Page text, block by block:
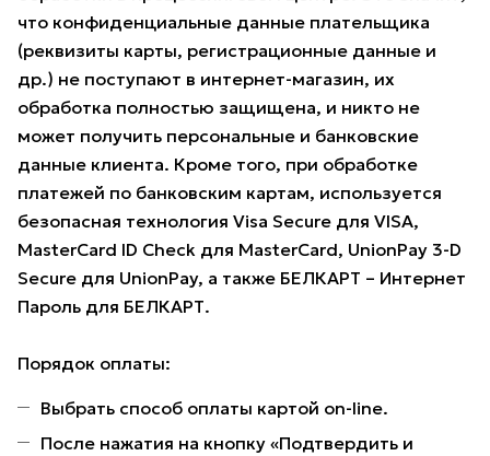
что конфиденциальные данные плательщика
(реквизиты карты, регистрационные данные и
др.) не поступают в интернет-магазин, их
обработка полностью защищена, и никто не
может получить персональные и банковские
данные клиента. Кроме того, при обработке
платежей по банковским картам, используется
безопасная технология Visa Secure для VISA,
MasterCard ID Check для MasterCard, UnionPay 3-D
Secure для UnionPay, а также БЕЛКАРТ – Интернет
Пароль для БЕЛКАРТ.
Порядок оплаты:
Выбрать способ оплаты картой on-line.
После нажатия на кнопку «Подтвердить и